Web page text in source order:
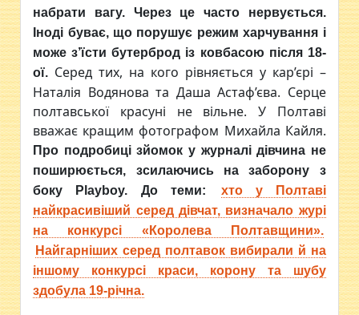
набрати вагу. Через це часто нервується.
Іноді буває, що порушує режим харчування і
може з’їсти бутерброд із ковбасою після 18-
ої. Серед тих, на кого рівняється у кар’єрі –
Наталія Водянова та Даша Астаф’єва. Серце
полтавської красуні не вільне. У Полтаві
вважає кращим фотографом Михайла Кайля.
Про подробиці зйомок у журналі дівчина не
поширюється, зсилаючись на заборону з
боку Playboy.
До теми:
хто у Полтаві
найкрасивіший серед дівчат, визначало журі
на конкурсі «Королева Полтавщини».
Найгарніших серед полтавок вибирали й на
іншому конкурсі краси, корону та шубу
здобула 19-річна.